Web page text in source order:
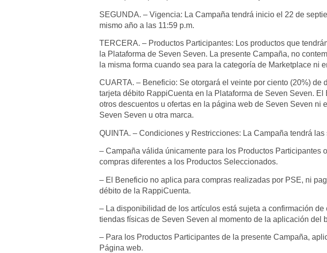
SEGUNDA. – Vigencia: La Campaña tendrá inicio el 22 de
mismo año a las 11:59 p.m.
TERCERA. – Productos Participantes: Los productos que
la Plataforma de Seven Seven. La presente Campaña, no
la misma forma cuando sea para la categoría de Marketplace ni
CUARTA. – Beneficio: Se otorgará el veinte por ciento (20%)
tarjeta débito RappiCuenta en la Plataforma de Seven Seven.
otros descuentos u ofertas en la página web de Seven Seven
Seven Seven u otra marca.
QUINTA. – Condiciones y Restricciones: La Campaña tendrá
– Campaña válida únicamente para los Productos Participantes
compras diferentes a los Productos Seleccionados.
– El Beneficio no aplica para compras realizadas por PSE, ni
débito de la RappiCuenta.
– La disponibilidad de los artículos está sujeta a confirmación
tiendas físicas de Seven Seven al momento de la aplicación del
– Para los Productos Participantes de la presente Campaña,
Página web.